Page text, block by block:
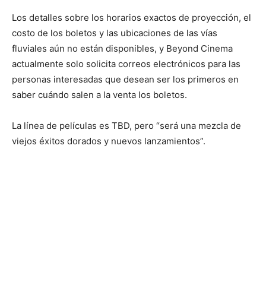
Los detalles sobre los horarios exactos de proyección, el
costo de los boletos y las ubicaciones de las vías
fluviales aún no están disponibles, y Beyond Cinema
actualmente solo solicita correos electrónicos para las
personas interesadas que desean ser los primeros en
saber cuándo salen a la venta los boletos.
La línea de películas es TBD, pero “será una mezcla de
viejos éxitos dorados y nuevos lanzamientos”.